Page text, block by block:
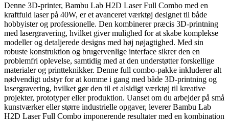
Denne 3D-printer, Bambu Lab H2D Laser Full Combo med en
kraftfuld laser på 40W, er et avanceret værktøj designet til både
hobbyister og professionelle. Den kombinerer præcis 3D-printning
med lasergravering, hvilket giver mulighed for at skabe komplekse
modeller og detaljerede designs med høj nøjagtighed. Med sin
robuste konstruktion og brugervenlige interface sikrer den en
problemfri oplevelse, samtidig med at den understøtter forskellige
materialer og printteknikker. Denne full combo-pakke inkluderer alt
nødvendigt udstyr for at komme i gang med både 3D-printning og
lasergravering, hvilket gør den til et alsidigt værktøj til kreative
projekter, prototyper eller produktion. Uanset om du arbejder på små
kunstværker eller større industrielle opgaver, leverer Bambu Lab
H2D Laser Full Combo imponerende resultater med en kombination